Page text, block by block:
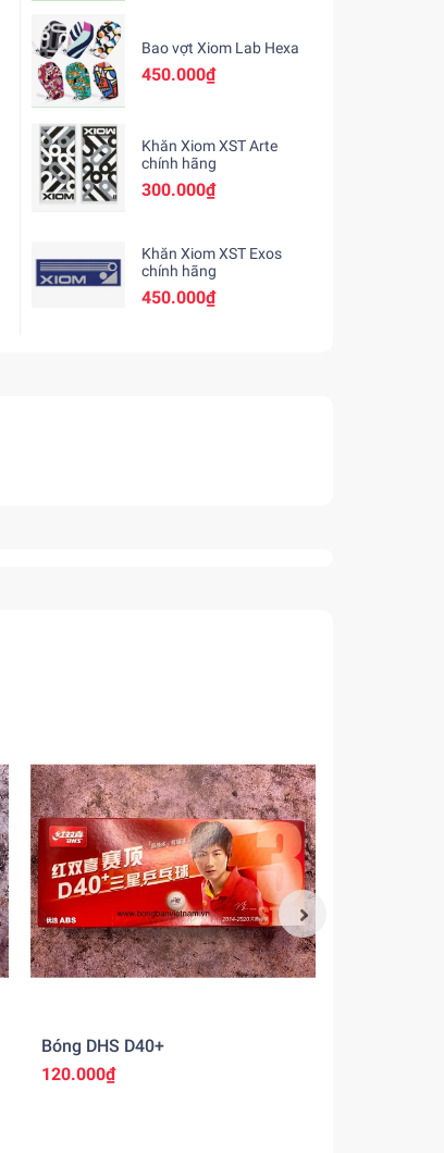
Bao vợt Xiom Lab Hexa
450.000₫
Khăn Xiom XST Arte
chính hãng
300.000₫
Khăn Xiom XST Exos
chính hãng
450.000₫
Bóng DHS D40+
120.000₫